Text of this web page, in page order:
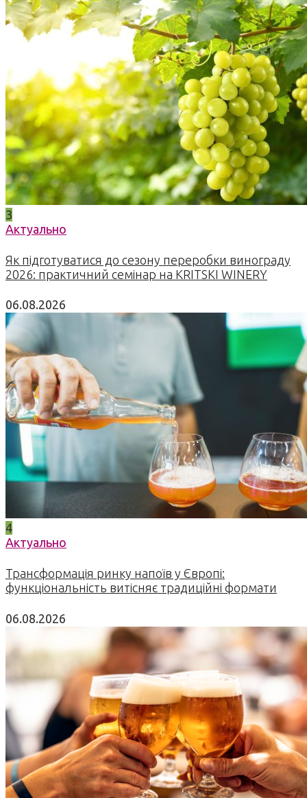
3
Актуально
Як підготуватися до сезону переробки винограду
2026: практичний семінар на KRITSKI WINERY
06.08.2026
4
Актуально
Трансформація ринку напоїв у Європі:
функціональність витісняє традиційні формати
06.08.2026